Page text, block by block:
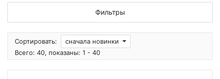
Фильтры
Сортировать:
сначала новинки
Всего: 40, показаны: 1 - 40